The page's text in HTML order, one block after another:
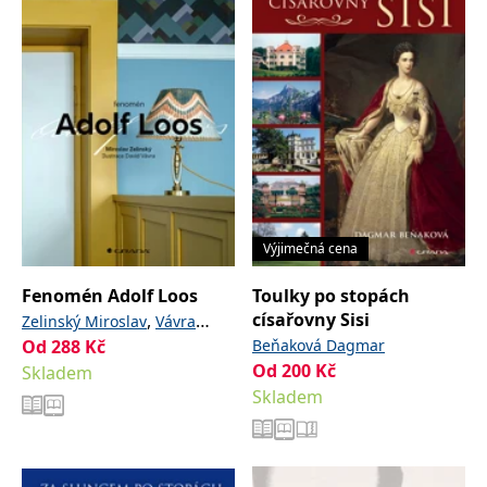
Fenomén Adolf Loos
Zelinský Miroslav, Vávra
David
Od 288 Kč
Skladem
Výjimečná cena
Toulky po stopách
císařovny Sisi
Beňaková Dagmar
Od 200 Kč
Skladem